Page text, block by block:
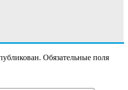
Обязательные поля